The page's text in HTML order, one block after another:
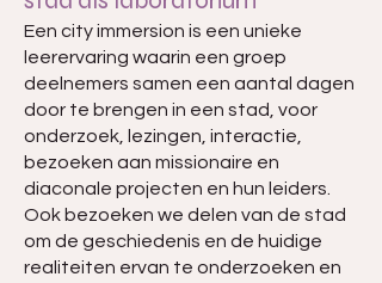
Een city immersion is een unieke
leerervaring waarin een groep
deelnemers samen een aantal dagen
door te brengen in een stad, voor
onderzoek, lezingen, interactie,
bezoeken aan missionaire en
diaconale projecten en hun leiders.
Ook bezoeken we delen van de stad
om de geschiedenis en de huidige
realiteiten ervan te onderzoeken en